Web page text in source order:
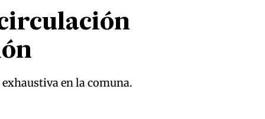
en la comuna.